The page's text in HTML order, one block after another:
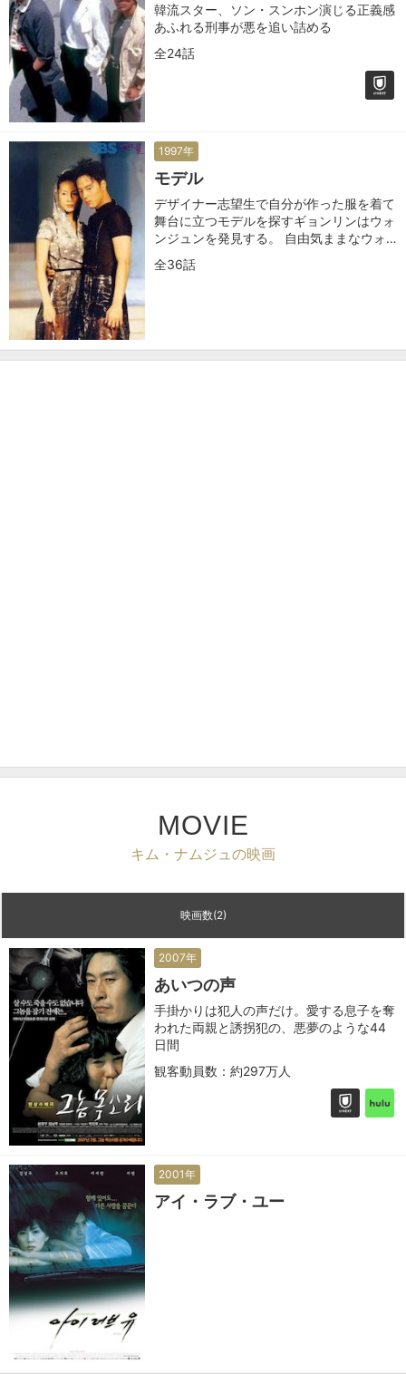
韓流スター、ソン・スンホン演じる正義感
あふれる刑事が悪を追い詰める
全24話
1997年
モデル
デザイナー志望生で自分が作った服を着て
舞台に立つモデルを探すギョンリンはウォ
ンジュンを発見する。 自由気ままなウォ
ンジュンはキョンリンのファッションショ
ーを無視して・・・
全36話
MOVIE
キム・ナムジュの映画
映画数(2)
2007年
あいつの声
手掛かりは犯人の声だけ。愛する息子を奪
われた両親と誘拐犯の、悪夢のような44
日間
観客動員数：約297万人
2001年
アイ・ラブ・ユー